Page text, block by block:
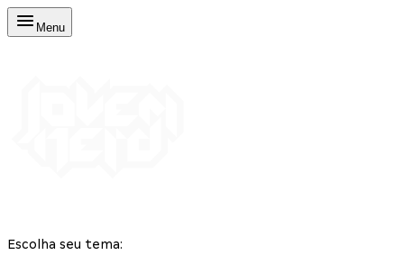
Menu
Escolha seu tema: